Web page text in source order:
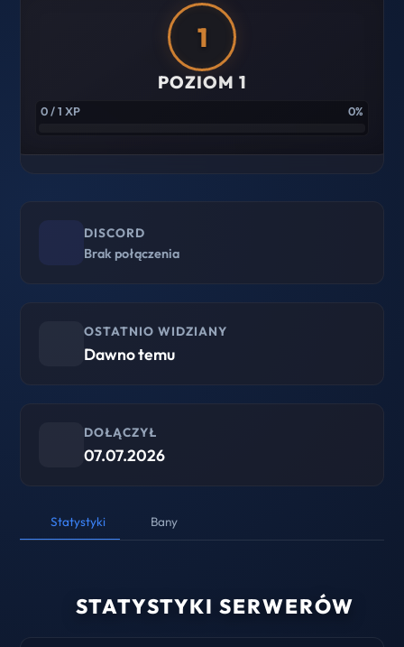
1
POZIOM 1
0 / 1 XP 0%
DISCORD
Brak połączenia
OSTATNIO WIDZIANY
Dawno temu
DOŁĄCZYŁ
07.07.2026
Statystyki Bany
STATYSTYKI SERWERÓW